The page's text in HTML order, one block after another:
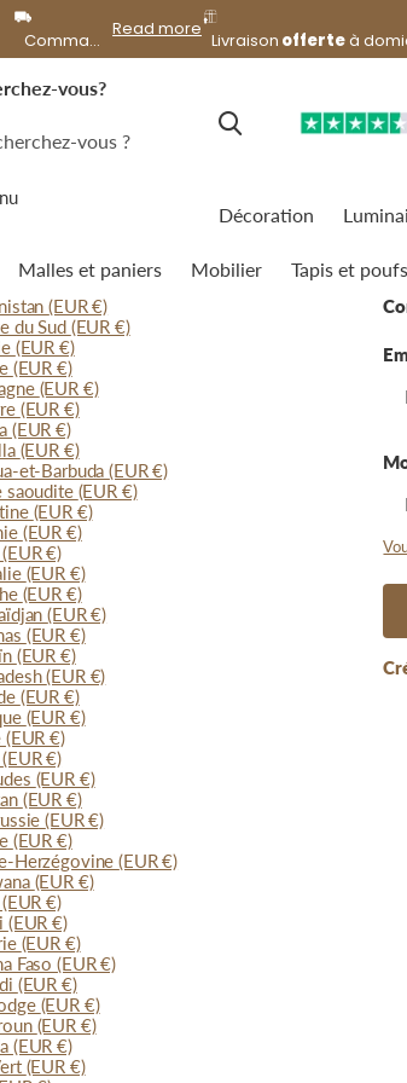
99€ d'achat !
Commandes expédiées le
lendemain
Read more
Livraison offerteà
vous?
Décoration
Malles et paniers Mobilier Tapis et poufs
(EUR €)
du Sud (EUR €)
(EUR €)
(EUR €)
(EUR €)
(EUR €)
(EUR €)
(EUR €)
et-Barbuda(EUR €)
saoudite (EUR €)
(EUR €)
(EUR €)
(EUR €)
(EUR €)
(EUR €)
(EUR €)
(EUR €)
(EUR €)
(EUR €)
(EUR €)
(EUR €)
(EUR €)
(EUR €)
(EUR €)
(EUR €)
(EUR €)
(EUR €)
Herzégovine(EUR €)
(EUR €)
(EUR €)
(EUR €)
(EUR €)
Faso(EUR €)
(EUR €)
(EUR €)
(EUR €)
(EUR €)
(EUR €)